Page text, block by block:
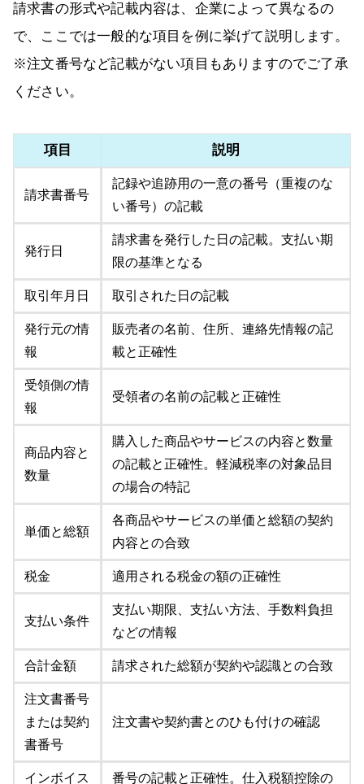
請求書の形式や記載内容は、企業によって異なるの
で、ここでは一般的な項目を例に挙げて説明します。
※注文番号など記載がない項目もありますのでご了承
ください。
項目 説明
請求書番号
記録や追跡用の一意の番号（重複のな
い番号）の記載
発行日
請求書を発行した日の記載。支払い期
限の基準となる
取引年月日 取引された日の記載
発行元の情
報
販売者の名前、住所、連絡先情報の記
載と正確性
受領側の情
報
受領者の名前の記載と正確性
商品内容と
数量
購入した商品やサービスの内容と数量
の記載と正確性。軽減税率の対象品目
の場合の特記
単価と総額
各商品やサービスの単価と総額の契約
内容との合致
税金 適用される税金の額の正確性
支払い条件
支払い期限、支払い方法、手数料負担
などの情報
合計金額 請求された総額が契約や認識との合致
注文書番号
または契約
書番号
注文書や契約書とのひも付けの確認
インボイス
番号の記載と正確性。仕入税額控除の